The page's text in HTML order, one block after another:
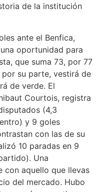
de la institución
ante el Benfica,
oportunidad para
que suma 73, por 77
su parte, vestirá de
de verde. El
Courtois, registra
(4,3
y 9 goles
con las de su
10 paradas en 9
Una
con aquello que llevas
del mercado. Hubo